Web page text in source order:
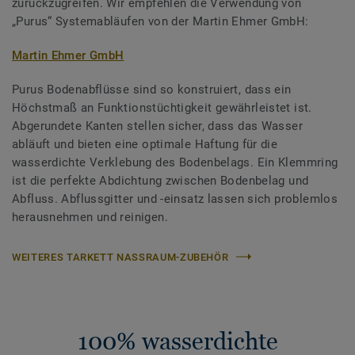
„Purus“ Systemabläufen von der Martin Ehmer GmbH:
Martin Ehmer GmbH
Purus Bodenabflüsse sind so konstruiert, dass ein
Höchstmaß an Funktionstüchtigkeit gewährleistet ist.
Abgerundete Kanten stellen sicher, dass das Wasser
abläuft und bieten eine optimale Haftung für die
wasserdichte Verklebung des Bodenbelags. Ein Klemmring
ist die perfekte Abdichtung zwischen Bodenbelag und
Abfluss. Abflussgitter und -einsatz lassen sich problemlos
herausnehmen und reinigen.
WEITERES TARKETT NASSRAUM-ZUBEHÖR
100% wasserdichte